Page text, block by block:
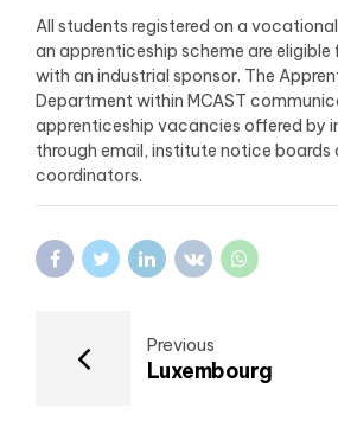
All students registered on a
an apprenticeship scheme are
with an industrial sponsor. The
Department within MCAST
apprenticeship vacancies offered by
through email, institute notice boards
coordinators.
Previous
Luxembourg